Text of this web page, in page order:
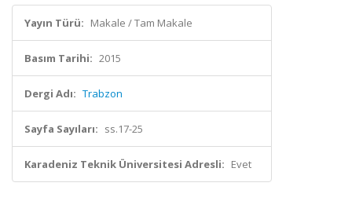
Yayın Türü: Makale / Tam Makale
Basım Tarihi: 2015
Dergi Adı: Trabzon
Sayfa Sayıları: ss.17-25
Karadeniz Teknik Üniversitesi Adresli: Evet